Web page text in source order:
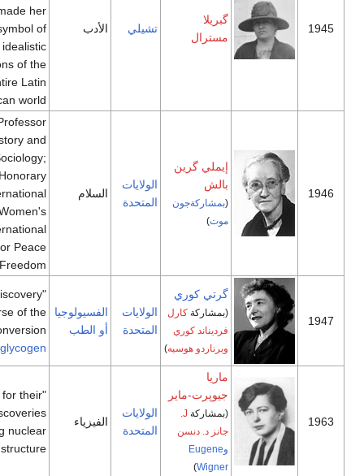
گبريلا
مسترال
تشيلي الأدب
has made her
name a symbol of
the idealistic
aspirations of the
American world"
إيملي گرين
بالش
( بمشاركةجون
موت)
الولايات
المتحدة
السلام
Formerly Professor
of History and
International
President, Women's
International
League for Peace
and Freedom.
گرتي كوري
(بمشاركةكارل
فرديناند كوري
وبرناردو هوسيه )
الولايات
المتحدة
الفسيولوجيا
أو الطب
"for their discovery
of the course of the
catalytic conversion
"
جيوپرت-ماير
(بمشاركة J.
جانز د. دنسن
وEugene
Wigner
)
الولايات
المتحدة
الفيزياء
concerning nuclear
shell structure"
[19]